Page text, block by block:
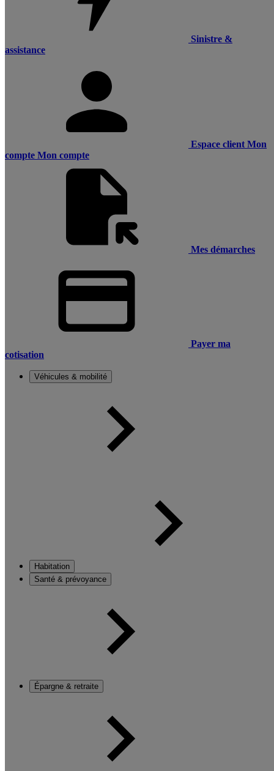
Sinistre &
assistance
Espace client Mon
compte Mon compte
Mes démarches
Payer ma
cotisation
Véhicules & mobilité
Habitation
Santé & prévoyance
Épargne & retraite